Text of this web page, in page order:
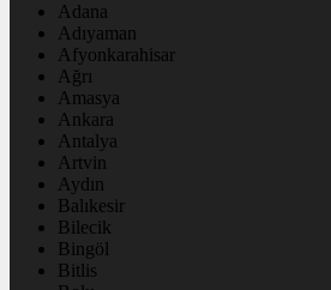
Adana
Adıyaman
Afyonkarahisar
Ağrı
Amasya
Ankara
Antalya
Artvin
Aydın
Balıkesir
Bilecik
Bingöl
Bitlis